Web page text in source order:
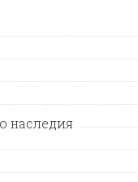
наследия